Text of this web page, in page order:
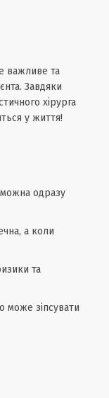
важливе та
Завдяки
хірурга
у життя!
одразу
а коли
та
може зіпсувати